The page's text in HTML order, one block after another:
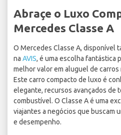
Abraçe o Luxo
Mercedes Classe A
O Mercedes Classe A, disponível
na AVIS, é uma escolha fantástica
melhor valor em aluguel de
Este carro compacto de luxo é
elegante, recursos avançados de
combustível. O Classe A é uma
viajantes a negócios que buscam
e desempenho.